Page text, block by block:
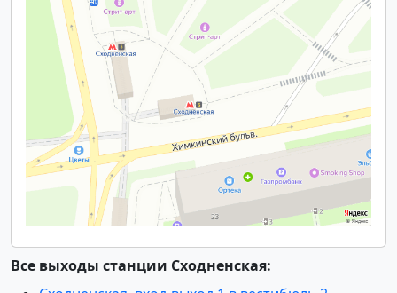
Все выходы станции Сходненская: